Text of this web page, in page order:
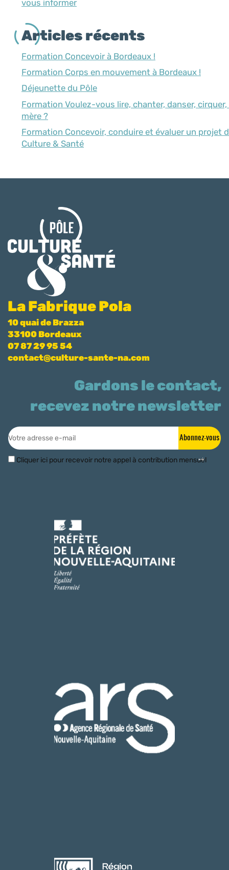
vous informer
Articles récents
Formation Concevoir à Bordeaux !
Formation Corps en mouvement à Bordeaux !
Déjeunette du Pôle
Formation Voulez-vous lire, chanter, danser,
mère ?
Formation Concevoir, conduire et évaluer un projet
Culture & Santé
La Fabrique Pola
10 quai de Brazza
33100 Bordeaux
07 87 29 95 54
contact@culture-sante-na.com
Gardons le contact,
recevez notre newsletter
Abonnez-vous
Cliquer ici pour recevoir notre appel à contribution mensuel